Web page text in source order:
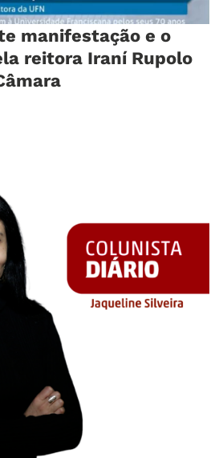
manifestação e o
reitora Iraní Rupolo